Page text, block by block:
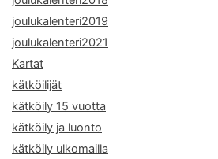
joulukalenteri2019
joulukalenteri2021
Kartat
kätköilijät
kätköily 15 vuotta
kätköily ja luonto
kätköily ulkomailla